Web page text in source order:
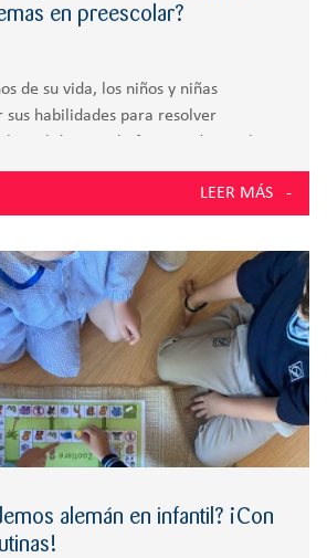
en preescolar?
de su vida, los niños y niñas
habilidades para resolver
creemos que el juego es una
LEER MÁS
alemán en infantil? ¡Con